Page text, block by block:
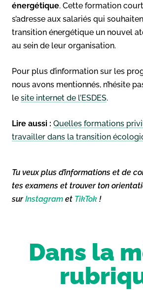
énergétique. Cette formation
s’adresse aux salariés qui
transition énergétique un nouvel
au sein de leur organisation.
Pour plus d’information sur les
nous avons mentionnés, n’hésite
le site internet de l’ESDES.
Lire aussi : Quelles formations
travailler dans la transition
Tu veux plus d’informations et de
tes examens et trouver ton
surInstagram et TikTok !
Dans la